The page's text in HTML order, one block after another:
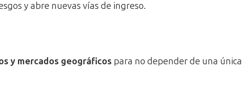
y abre nuevas vías de ingreso.
y mercados geográficos para no depender de una única